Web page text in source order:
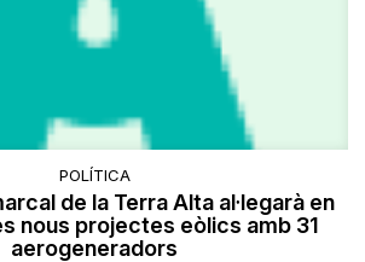
POLÍTICA
de la Terra Alta al·legarà en
nous projectes eòlics amb 31
aerogeneradors